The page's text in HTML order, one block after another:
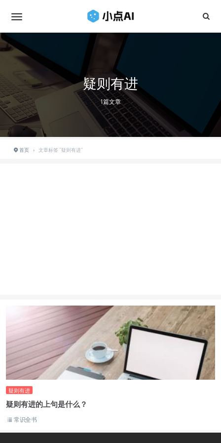
疑则有进
1篇文章
首页 › 文章标签 "疑则有进"
疑则有进
疑则有进的上句是什么？
常识全书